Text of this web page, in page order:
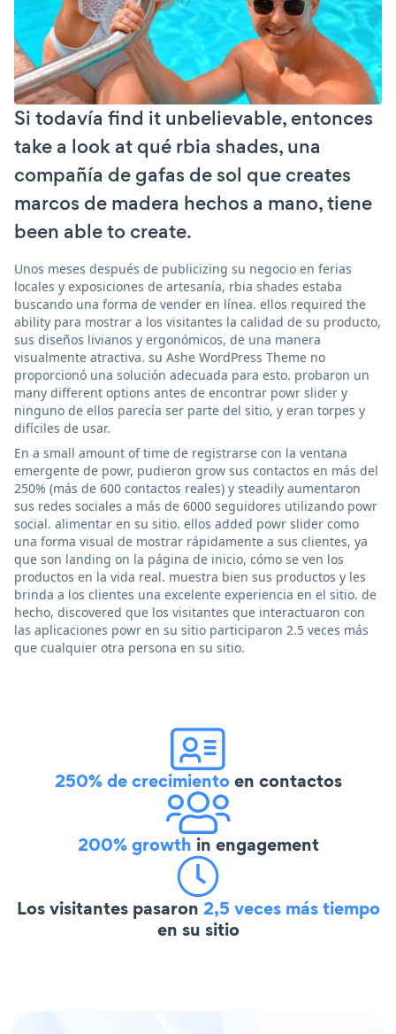
Si todavía find it unbelievable, entonces
take a look at qué rbia shades, una
compañía de gafas de sol que creates
marcos de madera hechos a mano, tiene
been able to create.
Unos meses después de publicizing su negocio en ferias
locales y exposiciones de artesanía, rbia shades estaba
buscando una forma de vender en línea. ellos required the
ability para mostrar a los visitantes la calidad de su producto,
sus diseños livianos y ergonómicos, de una manera
visualmente atractiva. su Ashe WordPress Theme no
proporcionó una solución adecuada para esto. probaron un
many different options antes de encontrar powr slider y
ninguno de ellos parecía ser parte del sitio, y eran torpes y
difíciles de usar.
En a small amount of time de registrarse con la ventana
emergente de powr, pudieron grow sus contactos en más del
250% (más de 600 contactos reales) y steadily aumentaron
sus redes sociales a más de 6000 seguidores utilizando powr
social. alimentar en su sitio. ellos added powr slider como
una forma visual de mostrar rápidamente a sus clientes, ya
que son landing on la página de inicio, cómo se ven los
productos en la vida real. muestra bien sus productos y les
brinda a los clientes una excelente experiencia en el sitio. de
hecho, discovered que los visitantes que interactuaron con
las aplicaciones powr en su sitio participaron 2.5 veces más
que cualquier otra persona en su sitio.
250% de crecimientoen contactos
200% growth in engagement
Los visitantes pasaron 2,5 veces más tiempo
en su sitio